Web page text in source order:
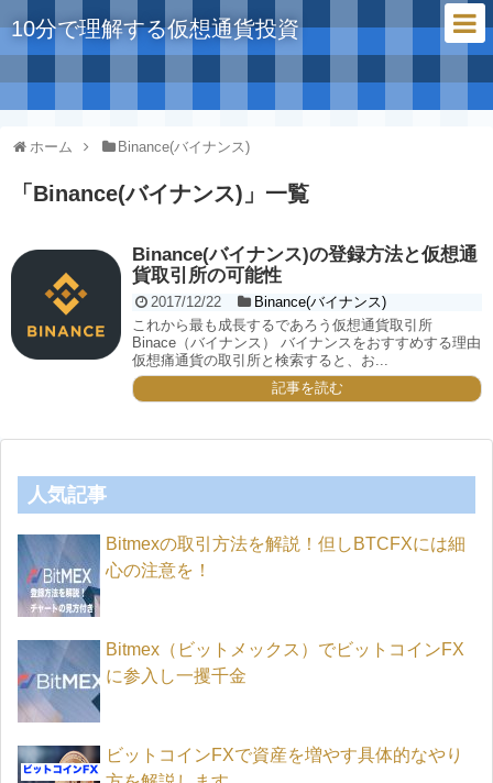
10分で理解する仮想通貨投資
ホーム Binance(バイナンス)
「 Binance(バイナンス) 」 一覧
Binance(バイナンス)の登録方法と仮想通
貨取引所の可能性
2017/12/22
Binance(バイナンス)
これから最も成長するであろう仮想通貨取引所
Binace（バイナンス） バイナンスをおすすめする理由
仮想痛通貨の取引所と検索すると、お...
記事を読む
人気記事
Bitmexの取引方法を解説！但しBTCFXには細
心の注意を！
Bitmex（ビットメックス）でビットコインFX
に参入し一攫千金
ビットコインFXで資産を増やす具体的なやり